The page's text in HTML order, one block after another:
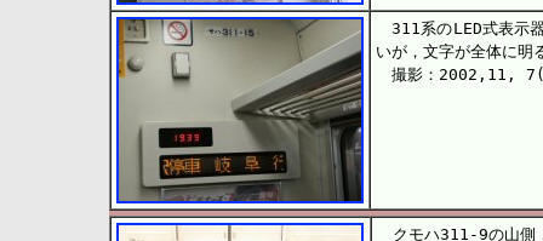
311系のLED式表示
いが，文字が全体に
撮影：2002,11,
クモハ311-9の山側